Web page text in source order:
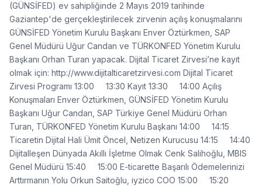
(GÜNSİFED) ev sahipliğinde 2 Mayıs 2019 tarihinde
Gaziantep'de gerçekleştirilecek zirvenin açılış konuşmalarını
GÜNSİFED Yönetim Kurulu Başkanı Enver Öztürkmen, SAP
Genel Müdürü Uğur Candan ve TÜRKONFED Yönetim Kurulu
Başkanı Orhan Turan yapacak. Dijital Ticaret Zirvesi’ne kayıt
olmak için: http://www.dijitalticaretzirvesi.com Dijital Ticaret
Zirvesi Programı 13:00 13:30 Kayıt 13:30 14:00 Açılış
Konuşmaları Enver Öztürkmen, GÜNSİFED Yönetim Kurulu
Başkanı Uğur Candan, SAP Türkiye Genel Müdürü Orhan
Turan, TÜRKONFED Yönetim Kurulu Başkanı 14:00 14:15
Ticaretin Dijital Hali Ümit Öncel, Netizen Kurucusu 14:15 14:40
Dijitalleşen Dünyada Akıllı İşletme Olmak Cenk Salihoğlu, MBIS
Genel Müdürü 15:40 15:00 E-ticarette Başarılı Ödemelerinizi
Arttırmanın Yolu Orkun Saitoğlu, iyzico COO 15:00 15:20